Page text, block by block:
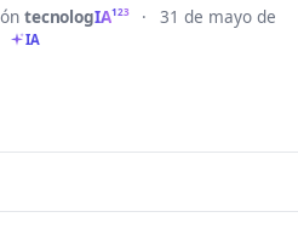
tecnologIA123 ·
31 de mayo de
IA